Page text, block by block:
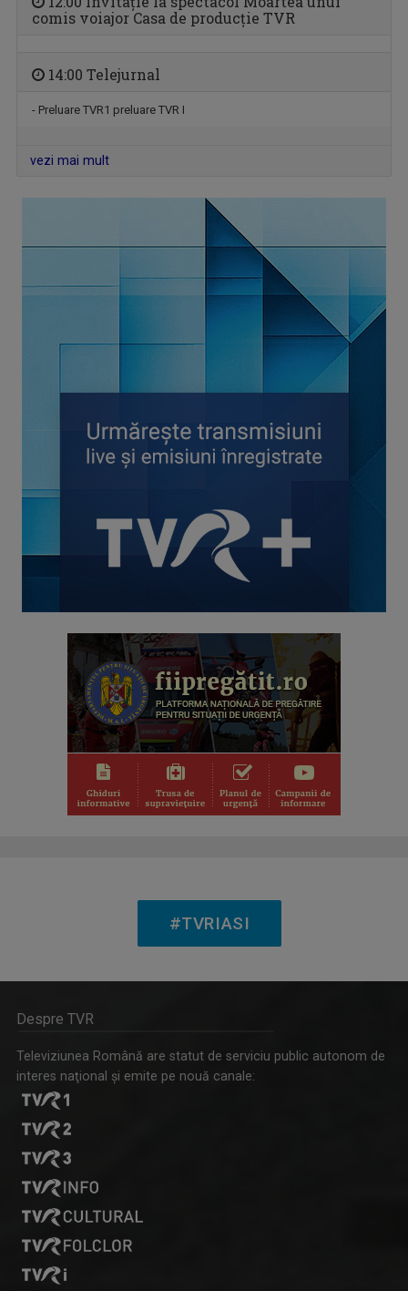
ACCENT REGIONAL
IAȘII MARILOR IUBIRI
Poveşti despre oraşul de odinioară şi cel de ...
comis voiajor Casa de producție TVR
14:00 Telejurnal
- Preluare TVR1 preluare TVR I
vezi mai mult
#TVRIASI
Despre TVR
Televiziunea Română are statut de serviciu public autonom de
interes naţional şi emite pe nouă canale: